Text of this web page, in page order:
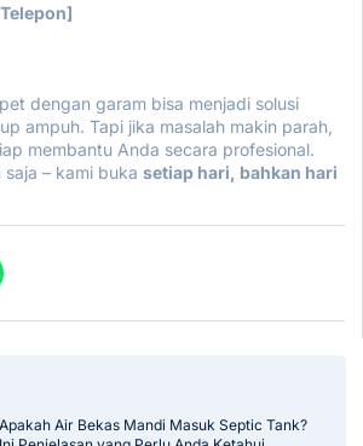
dengan garam bisa menjadi solusi
ampuh. Tapi jika masalah makin parah,
membantu Anda secara profesional.
– kami buka setiap hari, bahkan hari
Apakah Air Bekas Mandi Masuk Septic Tank?